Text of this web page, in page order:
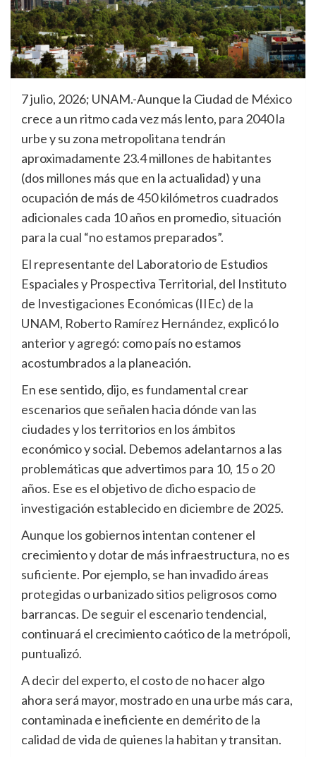
7 julio, 2026; UNAM.-Aunque la Ciudad de México
crece a un ritmo cada vez más lento, para 2040 la
urbe y su zona metropolitana tendrán
aproximadamente 23.4 millones de habitantes
(dos millones más que en la actualidad) y una
ocupación de más de 450 kilómetros cuadrados
adicionales cada 10 años en promedio, situación
para la cual “no estamos preparados”.
El representante del Laboratorio de Estudios
Espaciales y Prospectiva Territorial, del Instituto
de Investigaciones Económicas (IIEc) de la
UNAM, Roberto Ramírez Hernández, explicó lo
anterior y agregó: como país no estamos
acostumbrados a la planeación.
En ese sentido, dijo, es fundamental crear
escenarios que señalen hacia dónde van las
ciudades y los territorios en los ámbitos
económico y social. Debemos adelantarnos a las
problemáticas que advertimos para 10, 15 o 20
años. Ese es el objetivo de dicho espacio de
investigación establecido en diciembre de 2025.
Aunque los gobiernos intentan contener el
crecimiento y dotar de más infraestructura, no es
suficiente. Por ejemplo, se han invadido áreas
protegidas o urbanizado sitios peligrosos como
barrancas. De seguir el escenario tendencial,
continuará el crecimiento caótico de la metrópoli,
puntualizó.
A decir del experto, el costo de no hacer algo
ahora será mayor, mostrado en una urbe más cara,
contaminada e ineficiente en demérito de la
calidad de vida de quienes la habitan y transitan.